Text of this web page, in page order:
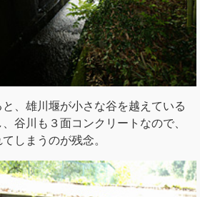
、雄川堰が小さな谷を越えている
谷川も３面コンクリートなので、
しまうのが残念。